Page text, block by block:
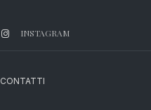
INSTAGRAM
CONTATTI